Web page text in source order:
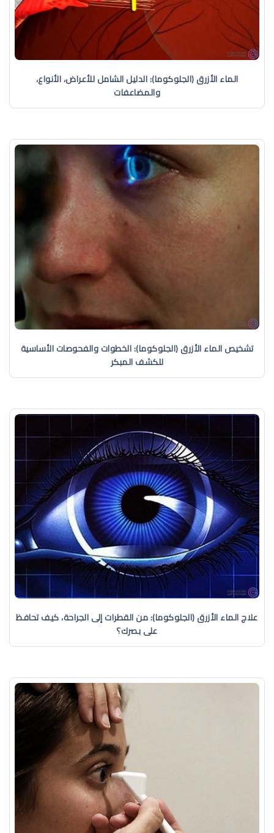
الماء الأزرق (الجلوكوما): الدليل الشامل للأعراض، الأنواع،
والمضاعفات
تشخيص الماء الأزرق (الجلوكوما): الخطوات والفحوصات الأساسية
للكشف المبكر
علاج الماء الأزرق (الجلوكوما): من القطرات إلى الجراحة، كيف تحافظ
على بصرك؟